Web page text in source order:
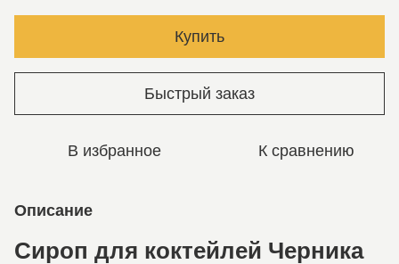
Купить
Быстрый заказ
В избранное К сравнению
Описание
Сироп для коктейлей Черника